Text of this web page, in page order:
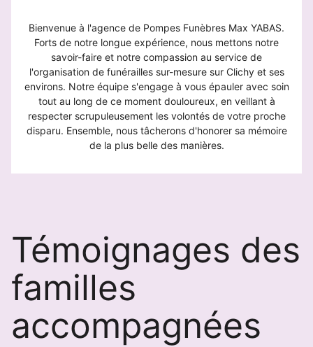
Bienvenue à l'agence de Pompes Funèbres Max YABAS.
Forts de notre longue expérience, nous mettons notre
savoir-faire et notre compassion au service de
l'organisation de funérailles sur-mesure sur Clichy et ses
environs. Notre équipe s'engage à vous épauler avec soin
tout au long de ce moment douloureux, en veillant à
respecter scrupuleusement les volontés de votre proche
disparu. Ensemble, nous tâcherons d'honorer sa mémoire
de la plus belle des manières.
Témoignages des
familles
accompagnées